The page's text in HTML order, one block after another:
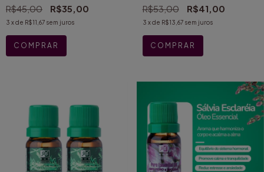
R$45,00
R$35,00
3 x de R$11,67 sem juros
R$53,00
R$41,00
3 x de R$13,67 sem juros